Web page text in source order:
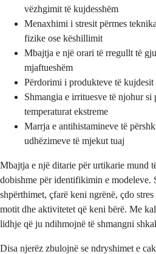
vëzhgimit të kujdesshëm
Menaxhimi i stresit përmes
fizike ose këshillimit
Mbajtja e një orari të rregullt të
mjaftueshëm
Përdorimi i produkteve të kujdesit
Shmangia e irrituesve të njohur si
temperaturat ekstreme
Marrja e antihistamineve të
udhëzimeve të mjekut tuaj
Mbajtja e një ditarie për urtikarie mund
dobishme për identifikimin e modeleve.
shpërthimet, çfarë keni ngrënë, çdo
motit dhe aktivitetet që keni bërë. Me
lidhje që ju ndihmojnë të shmangni
Disa njerëz zbulojnë se ndryshimet e